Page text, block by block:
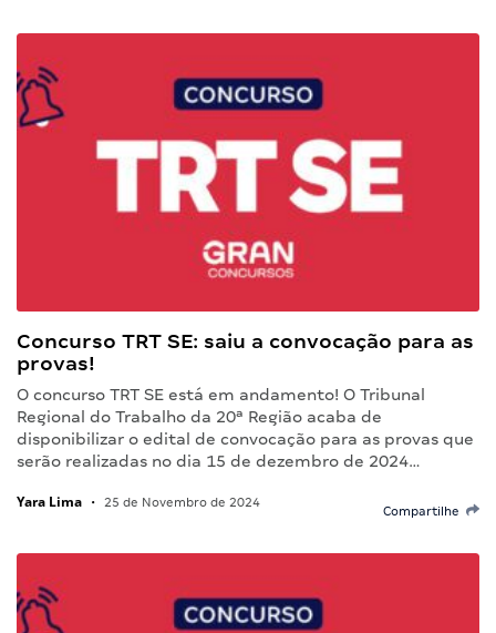
Concurso TRT SE: saiu a convocação para as
provas!
O concurso TRT SE está em andamento! O Tribunal
Regional do Trabalho da 20ª Região acaba de
disponibilizar o edital de convocação para as provas que
serão realizadas no dia 15 de dezembro de 2024…
Yara Lima • 25 de Novembro de 2024
Compartilhe